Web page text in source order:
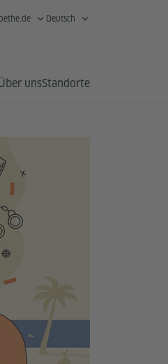
Deutsch
unsStandorte